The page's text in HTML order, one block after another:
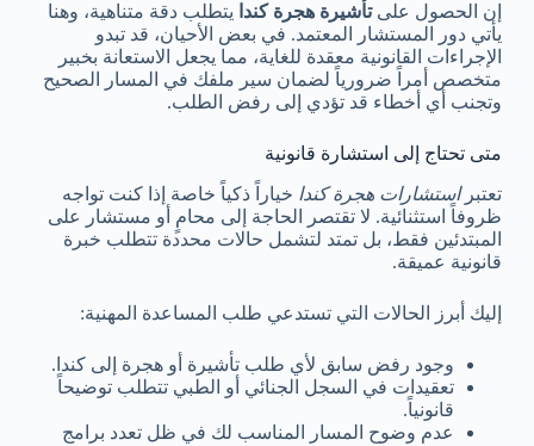
إن الحصول علىتأشيرة هجرة كندا يتطلب دقة متناهية، وهنا
يأتي دور المستشار المعتمد. في بعض الأحيان، قد تبدو
الإجراءات القانونية معقدة للغاية، مما يجعل الاستعانة بخبير
متخصص أمراً ضرورياً لضمان سير ملفك في المسار الصحيح
وتجنب أي أخطاء قد تؤدي إلى رفض الطلب.
متى تحتاج إلى استشارة قانونية
تعتبراستشارات هجرة كندا خياراً ذكياً خاصة إذا كنت تواجه
ظروفاً استثنائية. لا تقتصر الحاجة إلى محامٍ أو مستشار على
المبتدئين فقط، بل تمتد لتشمل حالات محددة تتطلب خبرة
قانونية عميقة.
إليك أبرز الحالات التي تستدعي طلب المساعدة المهنية:
وجود رفض سابق لأي طلب تأشيرة أو هجرة إلى كندا.
تعقيدات في السجل الجنائي أو الطبي تتطلب توضيحاً
قانونياً.
عدم وضوح المسار المناسب لك في ظل تعدد برامج